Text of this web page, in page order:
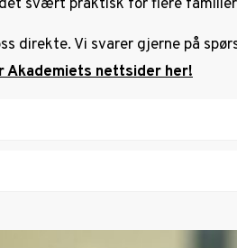
svært praktisk for flere
direkte. Vi svarer gjerne på
Akademiets nettsider her!